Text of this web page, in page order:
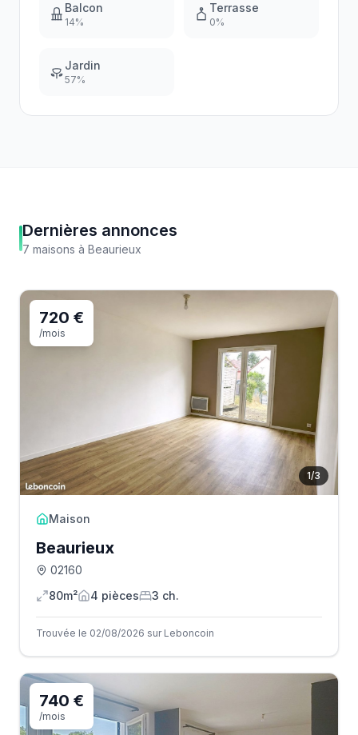
Balcon
14%
Terrasse
0%
Jardin
57%
Dernières annonces
7 maisons à Beaurieux
1/3
720 €
/mois
Maison
Beaurieux
02160
80m²
4 pièces 3 ch.
Trouvée le 02/08/2026 sur Leboncoin
740 €
/mois